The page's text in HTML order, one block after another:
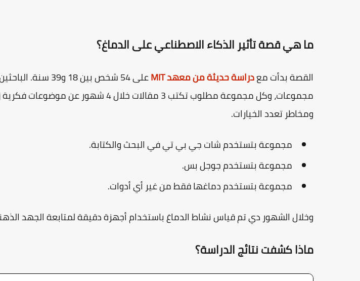
ما هي قصة تأثير الذكاء الاصطناعي على الدماغ؟
القصة بدأت معدراسة حديثة من معهد MIT
مجموعات، وكل مجموعة مطلوب تكتب 3 مقالات خلال
ومخاطر تعدد الخيارات.
مجموعة بتستخدم شات جي بي تي في البحث والكتابة.
مجموعة بتستخدم جوجل بس.
مجموعة بتستخدم دماغها فقط من غير أي أدوات.
وخلال الشهور دي تم قياس نشاط الدماغ باستخدام أجهزة دقيقة لمتابعة الجهد
ماذا كشفت نتائج الدراسة؟